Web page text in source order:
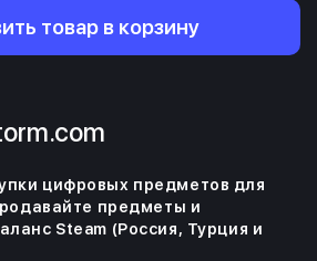
товар в корзину
цифровых предметов для
предметы и
Steam (Россия, Турция и